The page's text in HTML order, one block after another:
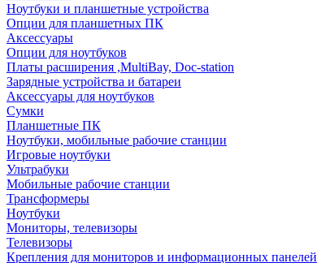
Ноутбуки и планшетные устройства
Опции для планшетных ПК
Аксессуары
Опции для ноутбуков
Платы расширения ,MultiBay, Doc-station
Зарядные устройства и батареи
Аксессуары для ноутбуков
Сумки
Планшетные ПК
Ноутбуки, мобильные рабочие станции
Игровые ноутбуки
Ультрабуки
Мобильные рабочие станции
Трансформеры
Ноутбуки
Мониторы, телевизоры
Телевизоры
Крепления для мониторов и информационных панелей